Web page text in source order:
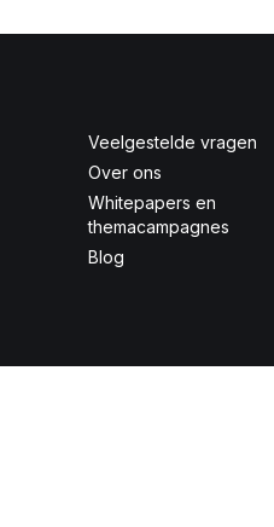
Veelgestelde vragen
Over ons
Whitepapers en
themacampagnes
Blog